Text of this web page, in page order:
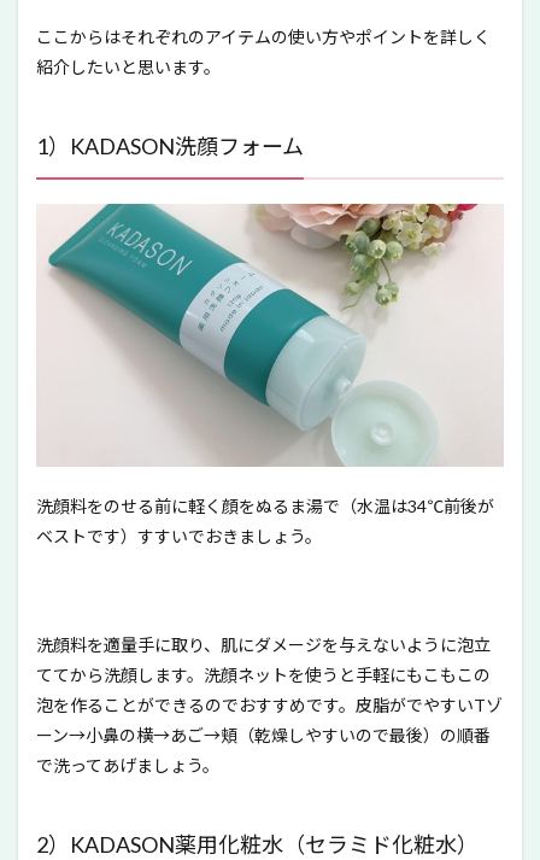
ここからはそれぞれのアイテムの使い方やポイントを詳しく
紹介したいと思います。
1）KADASON洗顔フォーム
洗顔料をのせる前に軽く顔をぬるま湯で（水温は34℃前後が
ベストです）すすいでおきましょう。
洗顔料を適量手に取り、肌にダメージを与えないように泡立
ててから洗顔します。洗顔ネットを使うと手軽にもこもこの
泡を作ることができるのでおすすめです。皮脂がでやすいTゾ
ーン→小鼻の横→あご→頬（乾燥しやすいので最後）の順番
で洗ってあげましょう。
2）KADASON薬用化粧水（セラミド化粧水）